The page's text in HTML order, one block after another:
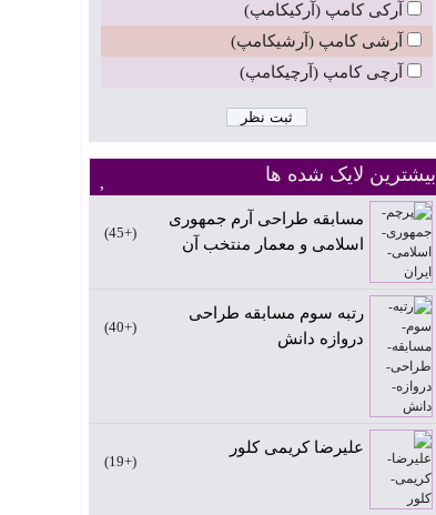
آرکی کامپ (آرکیکامپ)
آرشی کامپ (آرشیکامپ)
آرچی کامپ (آرچیکامپ)
بیشترین لایک شده ها
مسابقه طراحی آرم جمهوری
اسلامی و معمار منتخب آن
+45
رتبه سوم مسابقه طراحی
دروازه دانش
+40
علیرضا کریمی کلور
+19